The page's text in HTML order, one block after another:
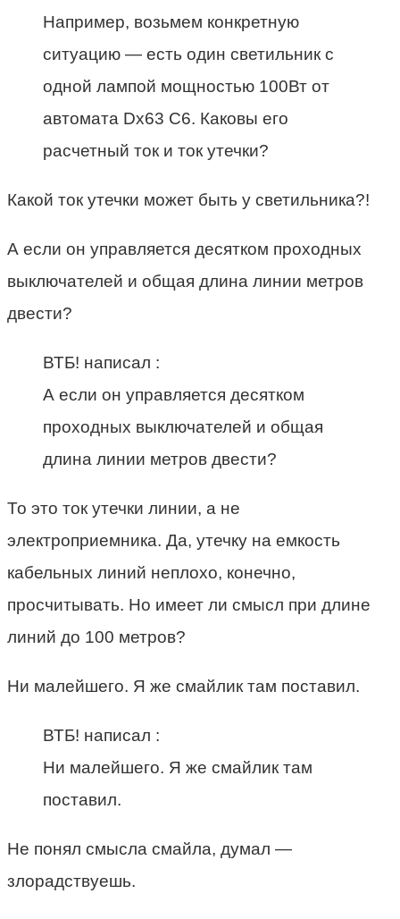
Например, возьмем конкретную
ситуацию — есть один светильник с
одной лампой мощностью 100Вт от
автомата Dx63 C6. Каковы его
расчетный ток и ток утечки?
Какой ток утечки может быть у светильника?!
А если он управляется десятком проходных
выключателей и общая длина линии метров
двести?
ВТБ! написал :
А если он управляется десятком
проходных выключателей и общая
длина линии метров двести?
То это ток утечки линии, а не
электроприемника. Да, утечку на емкость
кабельных линий неплохо, конечно,
просчитывать. Но имеет ли смысл при длине
линий до 100 метров?
Ни малейшего. Я же смайлик там поставил.
ВТБ! написал :
Ни малейшего. Я же смайлик там
поставил.
Не понял смысла смайла, думал —
злорадствуешь.